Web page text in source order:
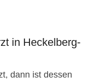
in Heckelberg-
dann ist dessen